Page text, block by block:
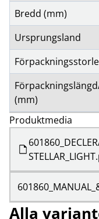
Bredd (mm)
Ursprungsland
(mm)
Produktmedia
Alla